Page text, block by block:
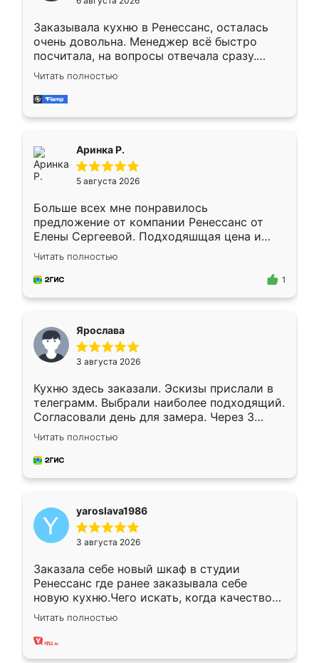
мебели буду заказывать только здесь.
Заказывала кухню в Ренессанс, осталась
очень довольна. Менеджер всё быстро
посчитала, на вопросы отвечала сразу.
Замерщик приехал в субботу, подошёл к
делу со всей ответственностью. Собрали
за день, ребята работали аккуратно, даже
Читать полностью
Аринка Р.
5 августа 2026
Больше всех мне понравилось
предложение от компании Ренессанс от
Елены Сергеевой. Подходяшщая цена и
короткие сроки изготовления. Приехавший
для замера сотрудник Владислав
предложил по моему эскизу самый
Читать полностью
1
Ярослава
3 августа 2026
Кухню здесь заказали. Эскизы прислали в
телеграмм. Выбрали наиболее подходящий.
Согласовали день для замера. Через 3
недели кухня была уже готова. Остались
довольны работой. Спасибо Ренессанс
мебель за качественную работу!
Читать полностью
yaroslava1986
3 августа 2026
Заказала себе новый шкаф в студии
Ренессанс где ранее заказывала себе
новую кухню.Чего искать, когда качеством
вполне довольна. Служит кухня уже почти
два года, нареканий нет.
Читать полностью